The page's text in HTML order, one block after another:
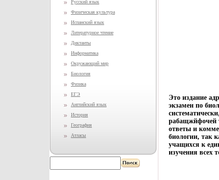
Русский язык
Физическая культура
Испанский язык
Литературное чтение
Диктанты
Информатика
Окружающий мир
Биология
Физика
ЕГЭ
Английский язык
История
География
Атласы
Это издание
экзамен по
рабащжйфочей
ответы и
биологии, так
учащихся к
изучения всех